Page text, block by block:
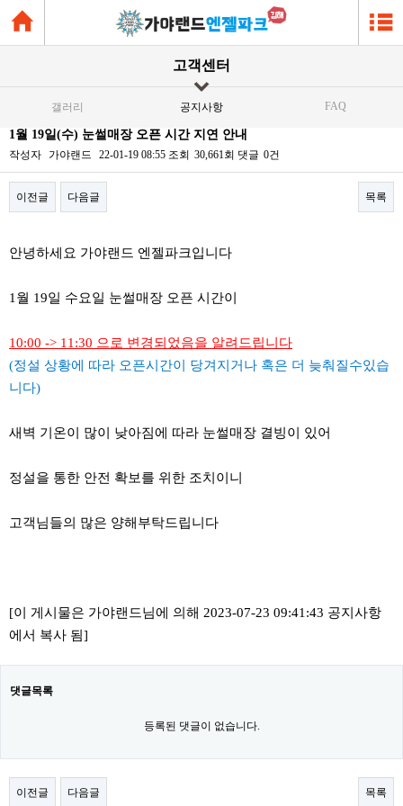
고객센터
갤러리 공지사항 FAQ
1월 19일(수) 눈썰매장 오픈 시간 지연 안내
작성자 가야랜드 22-01-19 08:55 조회 30,661회 댓글 0건
이전글 다음글 목록
안녕하세요 가야랜드 엔젤파크입니다
1월 19일 수요일 눈썰매장 오픈 시간이
10:00 -> 11:30 으로 변경되었음을 알려드립니다
(정설 상황에 따라 오픈시간이 당겨지거나 혹은 더 늦춰질수있습
니다)
새벽 기온이 많이 낮아짐에 따라 눈썰매장 결빙이 있어
정설을 통한 안전 확보를 위한 조치이니
고객님들의 많은 양해부탁드립니다
[이 게시물은 가야랜드님에 의해 2023-07-23 09:41:43 공지사항
에서 복사 됨]
댓글목록
등록된 댓글이 없습니다.
이전글 다음글 목록